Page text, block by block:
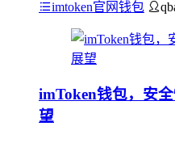
imtoken官网钱包
imToken钱包，安
望